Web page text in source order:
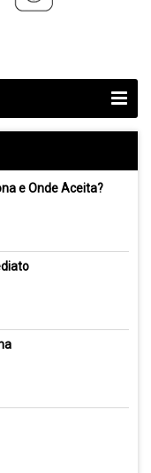
e Onde Aceita?